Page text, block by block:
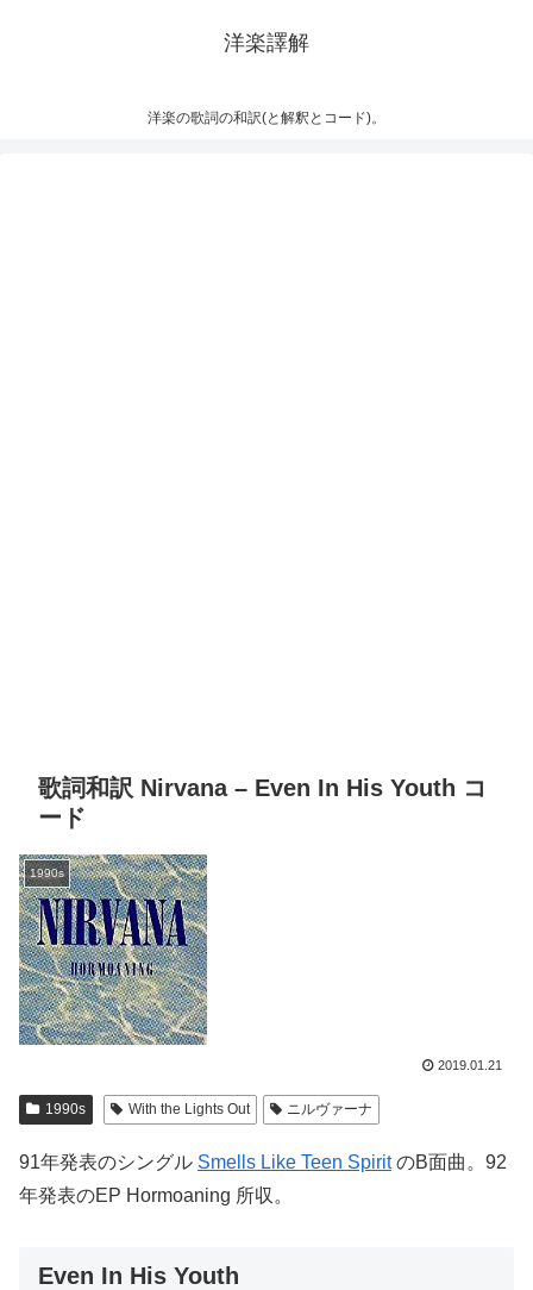
洋楽譯解
洋楽の歌詞の和訳(と解釈とコード)。
歌詞和訳 Nirvana – Even In His Youth コ
ード
1990s
2019.01.21
1990s With the Lights Out ニルヴァーナ
91年発表のシングル Smells Like Teen SpiritのB面曲。92
年発表のEP Hormoaning 所収。
Even In His Youth